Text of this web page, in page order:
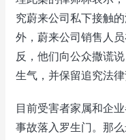
究蔚来公司私下接触
外，蔚来公司销售人
反，他们向公众撒谎
生气，并保留追究法
目前受害者家属和企
事故落入罗生门。那